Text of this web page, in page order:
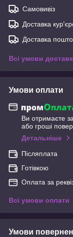
Самовивіз
Доставка
Доставка
Всі умови
Умови оплати
Ви отримаєте
або гроші
Детальніше
Післяплата
Готівкою
Оплата за
Всі умови оплати
Умови